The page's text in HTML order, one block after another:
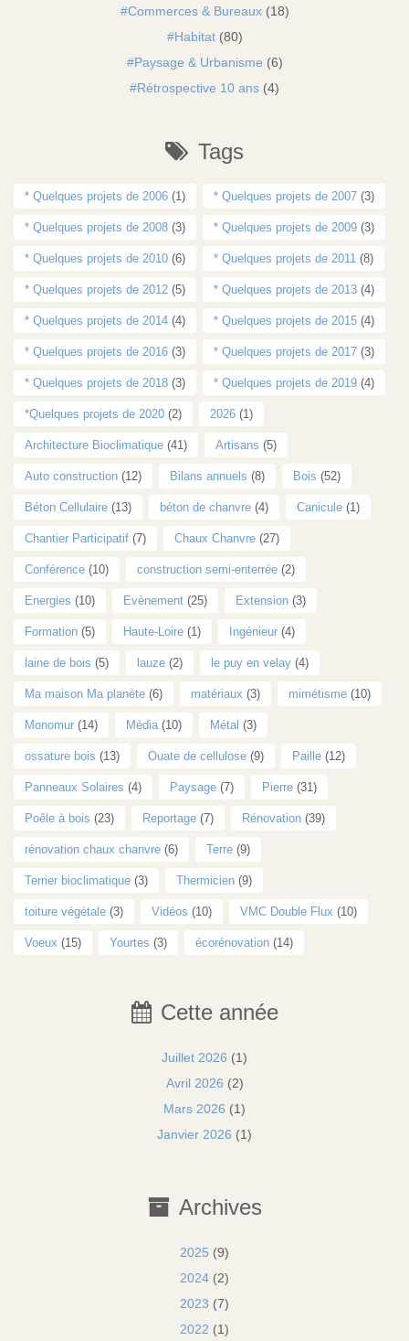
Commerces & Bureaux(18)
Habitat(80)
Paysage & Urbanisme (6)
Rétrospective 10 ans (4)
Tags
* Quelques projets de 2006 (1) * Quelques projets de 2007 (3)
* Quelques projets de 2008 (3) * Quelques projets de 2009 (3)
* Quelques projets de 2010 (6) * Quelques projets de 2011 (8)
* Quelques projets de 2012 (5) * Quelques projets de 2013 (4)
* Quelques projets de 2014 (4) * Quelques projets de 2015 (4)
* Quelques projets de 2016 (3) * Quelques projets de 2017 (3)
* Quelques projets de 2018 (3) * Quelques projets de 2019 (4)
*Quelques projets de 2020 (2) 2026 (1)
Architecture Bioclimatique (41) Artisans (5)
Auto construction (12) Bilans annuels (8) Bois (52)
Béton Cellulaire (13) béton de chanvre (4) Canicule (1)
Chantier Participatif (7) Chaux Chanvre (27)
Conférence (10) construction semi-enterrée (2)
Energies (10) Evènement (25) Extension (3)
Formation (5) Haute-Loire (1) Ingénieur (4)
laine de bois (5) lauze (2) le puy en velay (4)
Ma maison Ma planète (6) matériaux (3) mimétisme (10)
Monomur (14) Média(10) Métal (3)
ossature bois (13) Ouate de cellulose (9) Paille (12)
Panneaux Solaires (4) Paysage (7) Pierre (31)
Poêle à bois (23) Reportage (7) Rénovation (39)
rénovation chaux chanvre (6) Terre (9)
Terrier bioclimatique (3) Thermicien (9)
toiture végétale (3) Vidéos (10) VMC Double Flux (10)
Voeux (15) Yourtes (3) écorénovation (14)
Cette année
Juillet 2026 (1)
Avril 2026 (2)
Mars 2026 (1)
Janvier 2026 (1)
Archives
2025 (9)
2024 (2)
2023 (7)
2022 (1)